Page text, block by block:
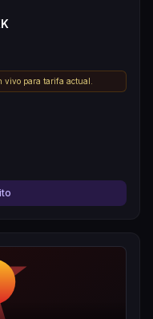
vivo para tarifa actual.